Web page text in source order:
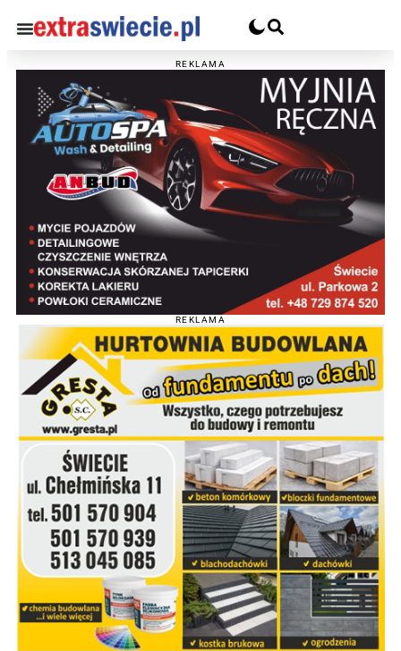
REKLAMA
REKLAMA